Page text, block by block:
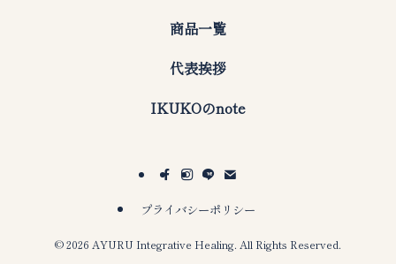
商品一覧
代表挨拶
IKUKOのnote
プライバシーポリシー
©2026 AYURU Integrative Healing. All Rights Reserved.